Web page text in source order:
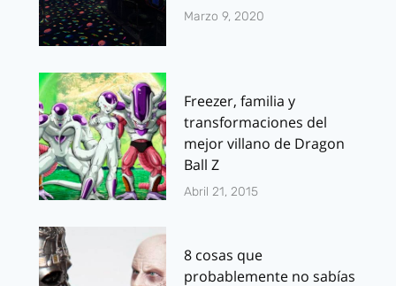
Marzo 9, 2020
Freezer, familia y
transformaciones del
mejor villano de Dragon
Ball Z
Abril 21, 2015
8 cosas que
probablemente no sabías